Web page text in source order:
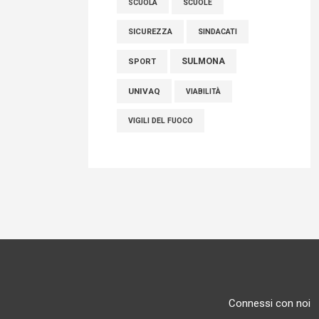
SCUOLA SCUOLE
SICUREZZA SINDACATI
SPORT SULMONA
UNIVAQ VIABILITÀ
VIGILI DEL FUOCO
Connessi con noi